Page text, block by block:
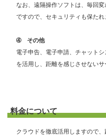
なお、遠隔操作ソフトは、毎回
ですので、セキュリティも保たれ
➃ その他
電子申告、電子申請、チャット
を活用し、距離を感じさせないサ
料金について
クラウドを徹底活用しますので